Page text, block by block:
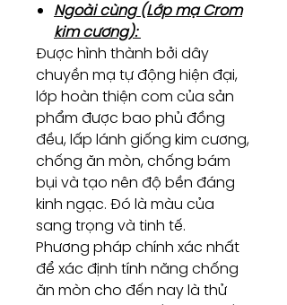
Ngoài cùng (Lớp mạ Crom
kim cương):
Được hình thành bởi dây
chuyền mạ tự động hiện đại,
lớp hoàn thiện com của sản
phẩm được bao phủ đồng
đều, lấp lánh giống kim cương,
chống ăn mòn, chống bám
bụi và tạo nên độ bền đáng
kinh ngạc. Đó là màu của
sang trọng và tinh tế.
Phương pháp chính xác nhất
để xác định tính năng chống
ăn mòn cho đến nay là thử